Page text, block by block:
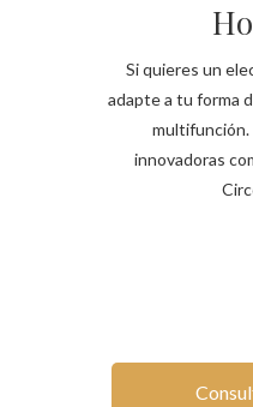
Si quieres un
adapte a tu forma
innovadoras